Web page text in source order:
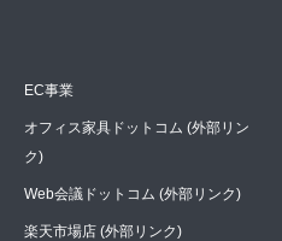
EC事業
オフィス家具ドットコム (外部リン
ク)
Web会議ドットコム (外部リンク)
楽天市場店 (外部リンク)